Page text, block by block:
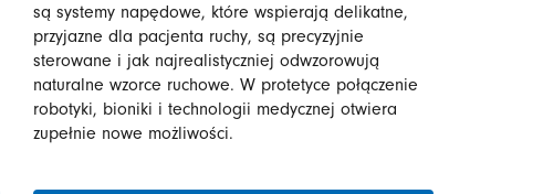
są systemy napędowe, które wspierają delikatne,
przyjazne dla pacjenta ruchy, są precyzyjnie
sterowane i jak najrealistyczniej odwzorowują
naturalne wzorce ruchowe. W protetyce połączenie
robotyki, bioniki i technologii medycznej otwiera
zupełnie nowe możliwości.